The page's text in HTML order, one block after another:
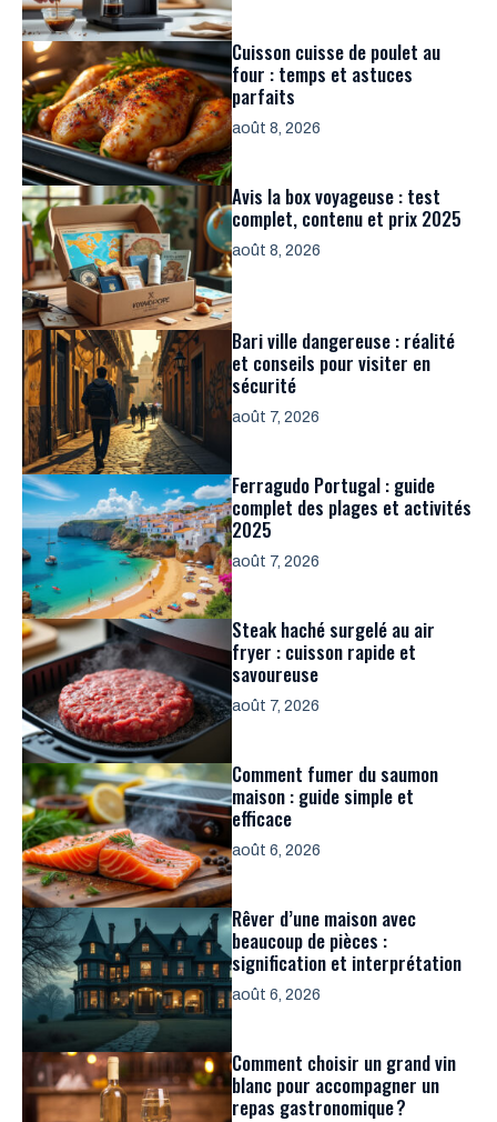
Cuisson cuisse de poulet au
four : temps et astuces
parfaits
août 8, 2026
Avis la box voyageuse : test
complet, contenu et prix 2025
août 8, 2026
Bari ville dangereuse : réalité
et conseils pour visiter en
sécurité
août 7, 2026
Ferragudo Portugal : guide
complet des plages et activités
2025
août 7, 2026
Steak haché surgelé au air
fryer : cuisson rapide et
savoureuse
août 7, 2026
Comment fumer du saumon
maison : guide simple et
efficace
août 6, 2026
Rêver d’une maison avec
beaucoup de pièces :
signification et interprétation
août 6, 2026
Comment choisir un grand vin
blanc pour accompagner un
repas gastronomique ?